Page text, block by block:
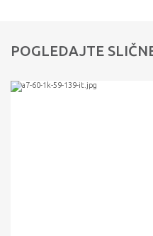
POGLEDAJTE